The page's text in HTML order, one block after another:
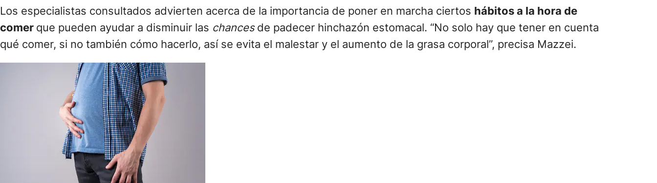
Los especialistas consultados advierten acerca de la importancia de poner en marcha ciertos hábitos a la hora de
comer que pueden ayudar a disminuir las chancesde padecer hinchazón estomacal. “No solo hay que tener en cuenta
qué comer, si no también cómo hacerlo, así se evita el malestar y el aumento de la grasa corporal”, precisa Mazzei.